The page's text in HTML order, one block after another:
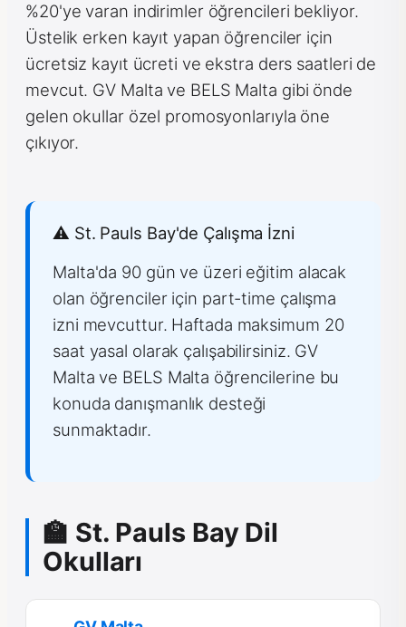
%20'ye varan indirimler öğrencileri bekliyor.
Üstelik erken kayıt yapan öğrenciler için
ücretsiz kayıt ücreti ve ekstra ders saatleri de
mevcut. GV Malta ve BELS Malta gibi önde
gelen okullar özel promosyonlarıyla öne
çıkıyor.
⚠️ St. Pauls Bay'de Çalışma İzni
Malta'da 90 gün ve üzeri eğitim alacak
olan öğrenciler için part-time çalışma
izni mevcuttur. Haftada maksimum 20
saat yasal olarak çalışabilirsiniz. GV
Malta ve BELS Malta öğrencilerine bu
konuda danışmanlık desteği
sunmaktadır.
🏫 St. Pauls Bay Dil
Okulları